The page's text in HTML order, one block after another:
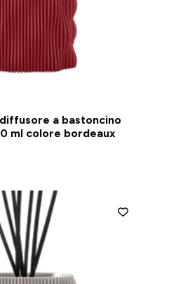
a bastoncino
ml colore bordeaux